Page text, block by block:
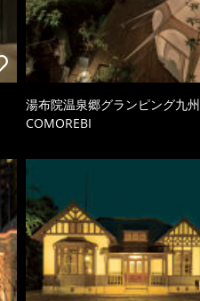
湯布院温泉郷グランピング九州
COMOREBI